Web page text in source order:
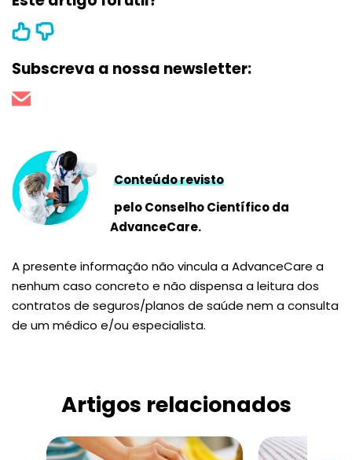
Subscreva a nossa newsletter:
Conteúdo revisto
pelo Conselho Científico da
AdvanceCare.
A presente informação não vincula a AdvanceCare a
nenhum caso concreto e não dispensa a leitura dos
contratos de seguros/planos de saúde nem a consulta
de um médico e/ou especialista.
Artigos relacionados